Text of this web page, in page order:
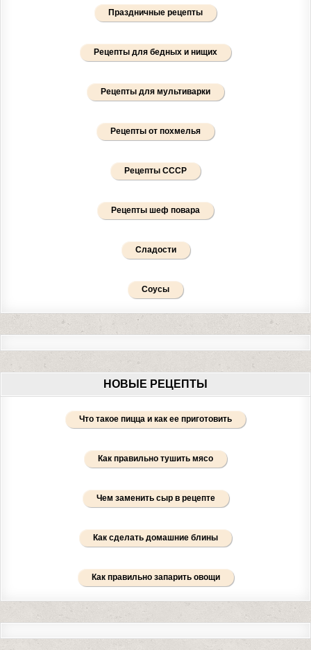
Праздничные рецепты
Рецепты для бедных и нищих
Рецепты для мультиварки
Рецепты от похмелья
Рецепты СССР
Рецепты шеф повара
Сладости
Соусы
НОВЫЕ РЕЦЕПТЫ
Что такое пицца и как ее приготовить
Как правильно тушить мясо
Чем заменить сыр в рецепте
Как сделать домашние блины
Как правильно запарить овощи